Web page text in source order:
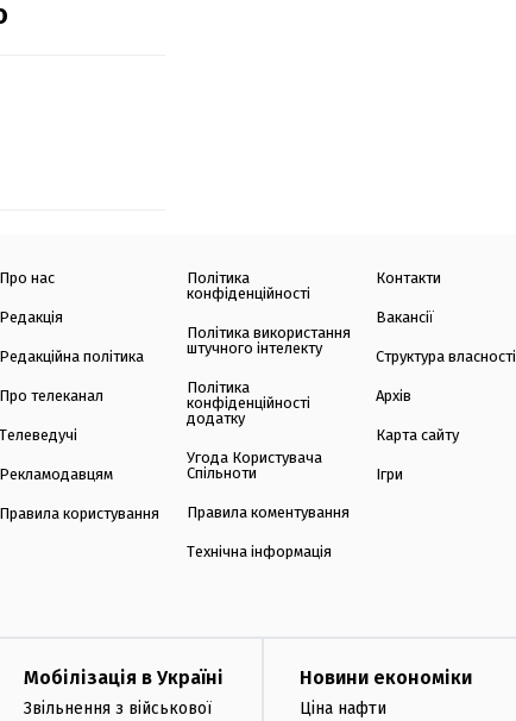
Про нас
Редакція
Редакційна політика
Про телеканал
Телеведучі
Рекламодавцям
Правила користування
Політика
конфіденційності
Політика використання
штучного інтелекту
Політика
конфіденційності
додатку
Угода Користувача
Спільноти
Правила коментування
Технічна інформація
Контакти
Вакансії
Структура власності
Архів
Карта сайту
Ігри
Мобілізація в Україні
Звільнення з військової
Новини економіки
Ціна нафти